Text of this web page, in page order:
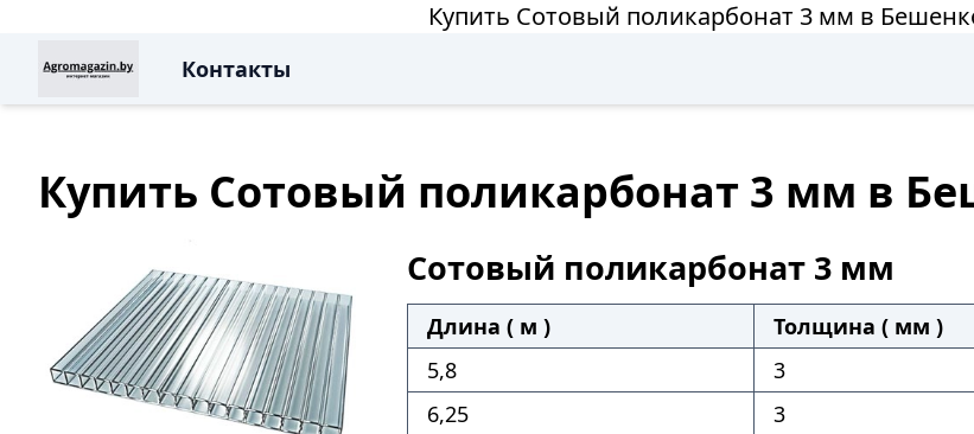
Купить Сотовый поликарбонат 3 мм в
Контакты
Купить Сотовый поликарбонат 3 мм в
Сотовый поликарбонат 3 мм
Длина ( м ) Толщина ( мм )
5,8
3
6,25
3